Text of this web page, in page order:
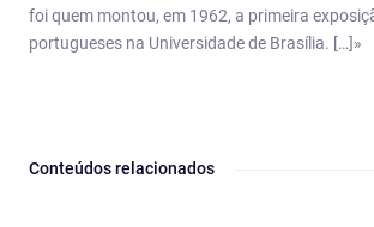
foi quem montou, em 1962, a primeira
portugueses na Universidade de Brasília. […]»
Conteúdos relacionados